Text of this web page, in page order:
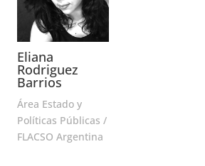
Eliana
Rodriguez
Barrios
Área Estado y
Políticas Públicas /
FLACSO Argentina